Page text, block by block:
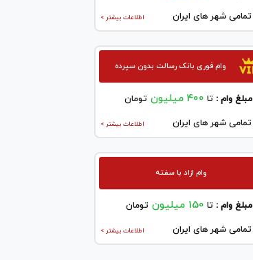
اطلاعات بیشتر > تمامی شهر های ایران
وام فوری بانک رسالت بدون سپرده
مبلغ وام :تا 400 میلیون تومان
اطلاعات بیشتر > تمامی شهر های ایران
وام ازاد با سفته
مبلغ وام :تا 150 میلیون تومان
اطلاعات بیشتر > تمامی شهر های ایران